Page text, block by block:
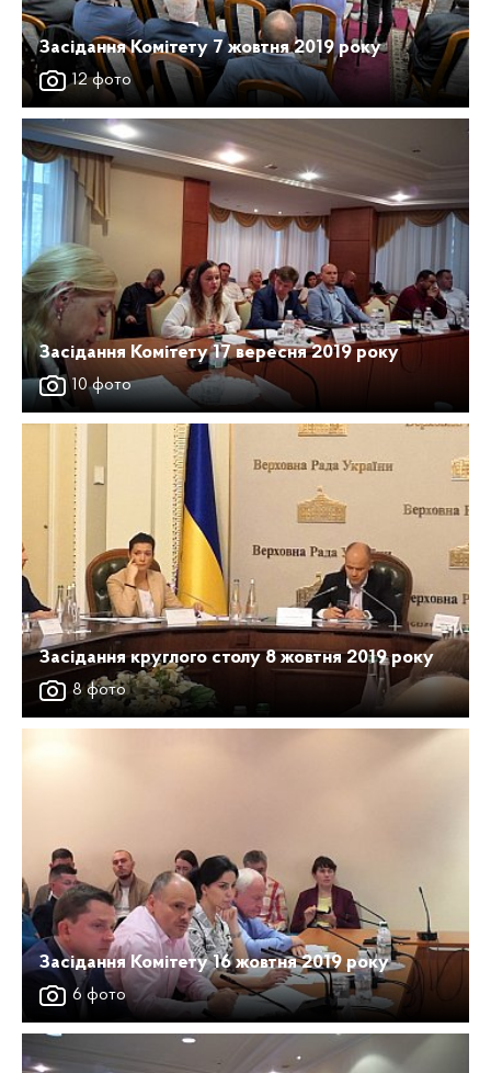
Засідання Комітету 7 жовтня 2019 року
12 фото
Засідання Комітету 17 вересня 2019 року
10 фото
Засідання круглого столу 8 жовтня 2019 року
8 фото
Засідання Комітету 16 жовтня 2019 року
6 фото